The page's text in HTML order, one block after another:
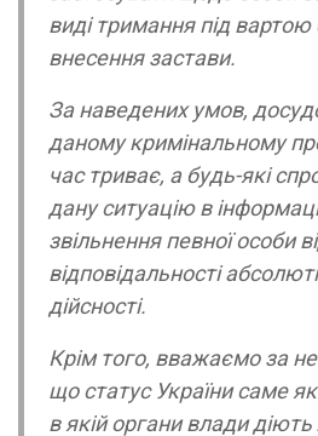
виді тримання під
внесення застави.
За наведених умов,
даному кримінальному
час триває, а будь-які
дану ситуацію в
звільнення певної особи
відповідальності
дійсності.
Крім того, вважаємо за
що статус України саме
в якій органи влади